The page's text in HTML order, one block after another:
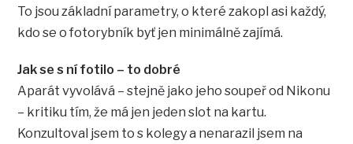
To jsou základní parametry, o které zakopl asi každý,
kdo se o fotorybník byť jen minimálně zajímá.
Jak se s ní fotilo – to dobré
Aparát vyvolává – stejně jako jeho soupeř od Nikonu
– kritiku tím, že má jen jeden slot na kartu.
Konzultoval jsem to s kolegy a nenarazil jsem na